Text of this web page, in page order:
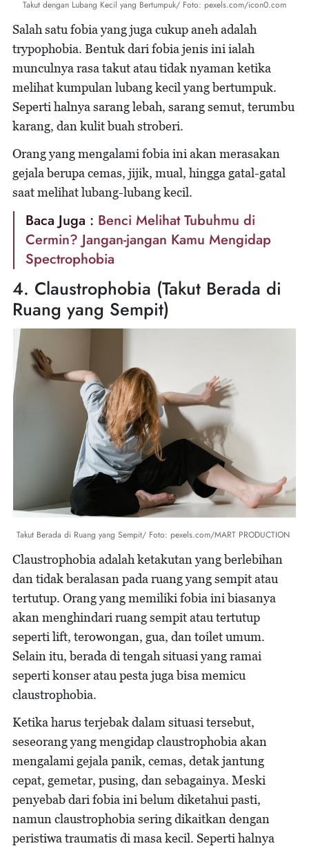
Takut dengan Lubang Kecil yang Bertumpuk/ Foto: pexels.com/icon0.com
Salah satu fobia yang juga cukup aneh adalah
trypophobia. Bentuk dari fobia jenis ini ialah
munculnya rasa takut atau tidak nyaman ketika
melihat kumpulan lubang kecil yang bertumpuk.
Seperti halnya sarang lebah, sarang semut, terumbu
karang, dan kulit buah stroberi.
Orang yang mengalami fobia ini akan merasakan
gejala berupa cemas, jijik, mual, hingga gatal-gatal
saat melihat lubang-lubang kecil.
Baca Juga : Benci Melihat Tubuhmu di
Cermin? Jangan-jangan Kamu Mengidap
Spectrophobia
4. Claustrophobia (Takut Berada di
Ruang yang Sempit)
Takut Berada di Ruang yang Sempit/ Foto: pexels.com/MART PRODUCTION
Claustrophobia adalah ketakutan yang berlebihan
dan tidak beralasan pada ruang yang sempit atau
tertutup. Orang yang memiliki fobia ini biasanya
akan menghindari ruang sempit atau tertutup
seperti lift, terowongan, gua, dan toilet umum.
Selain itu, berada di tengah situasi yang ramai
seperti konser atau pesta juga bisa memicu
claustrophobia.
Ketika harus terjebak dalam situasi tersebut,
seseorang yang mengidap claustrophobia akan
mengalami gejala panik, cemas, detak jantung
cepat, gemetar, pusing, dan sebagainya. Meski
penyebab dari fobia ini belum diketahui pasti,
namun claustrophobia sering dikaitkan dengan
peristiwa traumatis di masa kecil. Seperti halnya